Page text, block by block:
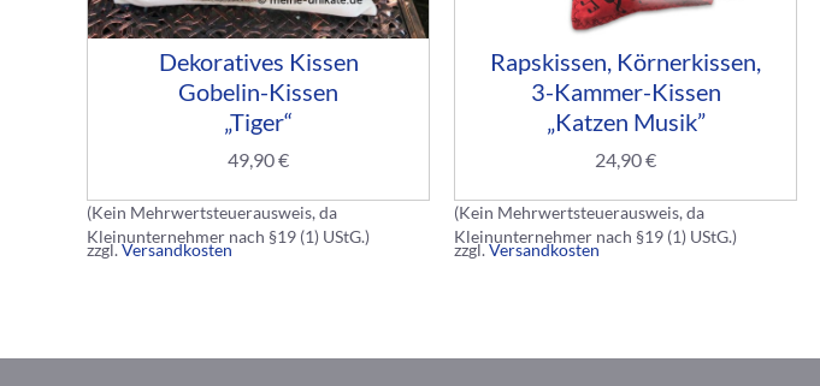
Dekoratives Kissen
Gobelin-Kissen
„Tiger“
49,90€
(Kein Mehrwertsteuerausweis, da
Kleinunternehmer nach §19 (1) UStG.)
zzgl.Versandkosten
Rapskissen, Körnerkissen,
3-Kammer-Kissen
„Katzen Musik”
24,90€
(Kein Mehrwertsteuerausweis, da
Kleinunternehmer nach §19 (1) UStG.)
zzgl.Versandkosten